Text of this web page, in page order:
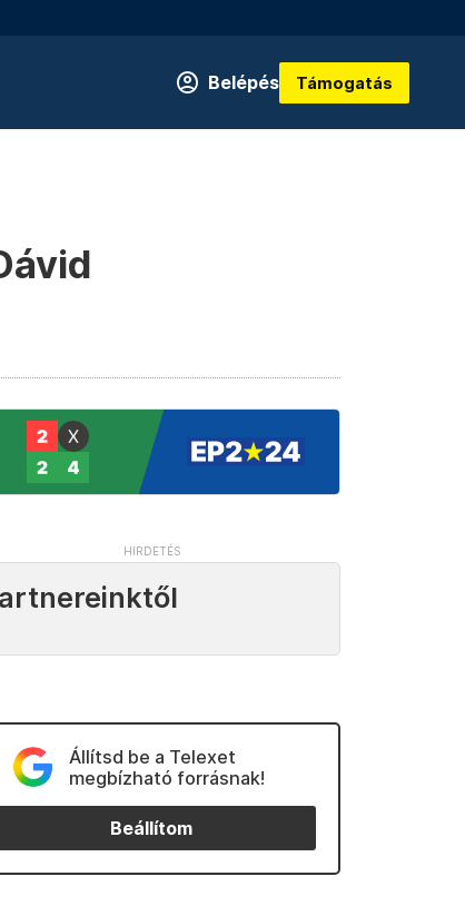
Belépés Támogatás
Állítsd be a Telexet
megbízható forrásnak!
Beállítom